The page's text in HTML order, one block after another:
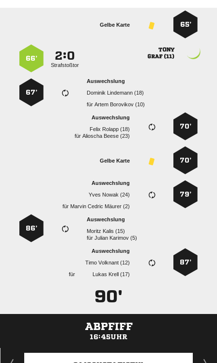
65’
Gelbe Karte

 
:
Strafstoßtor
66’
Auswechslung
  
für  
67’
70’
Auswechslung
  
für  
70’
Gelbe Karte
79’
Auswechslung
  
für    
Auswechslung
  
für  
86’
87’
Auswechslung
  
für
  
90'
ABPFIFF
16:45UHR
ANZEIGE